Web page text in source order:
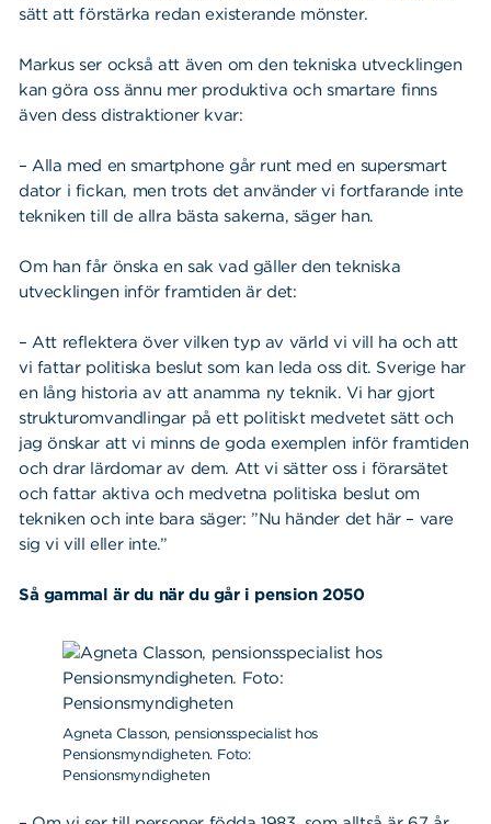
sätt att förstärka redan existerande mönster.
Markus ser också att även om den tekniska utvecklingen
kan göra oss ännu mer produktiva och smartare finns
även dess distraktioner kvar:
– Alla med en smartphone går runt med en supersmart
dator i fickan, men trots det använder vi fortfarande inte
tekniken till de allra bästa sakerna, säger han.
Om han får önska en sak vad gäller den tekniska
utvecklingen inför framtiden är det:
– Att reflektera över vilken typ av värld vi vill ha och att
vi fattar politiska beslut som kan leda oss dit. Sverige har
en lång historia av att anamma ny teknik. Vi har gjort
strukturomvandlingar på ett politiskt medvetet sätt och
jag önskar att vi minns de goda exemplen inför framtiden
och drar lärdomar av dem. Att vi sätter oss i förarsätet
och fattar aktiva och medvetna politiska beslut om
tekniken och inte bara säger: ”Nu händer det här – vare
sig vi vill eller inte.”
Så gammal är du när du går i pension 2050
Agneta Classon, pensionsspecialist hos
Pensionsmyndigheten. Foto:
Pensionsmyndigheten